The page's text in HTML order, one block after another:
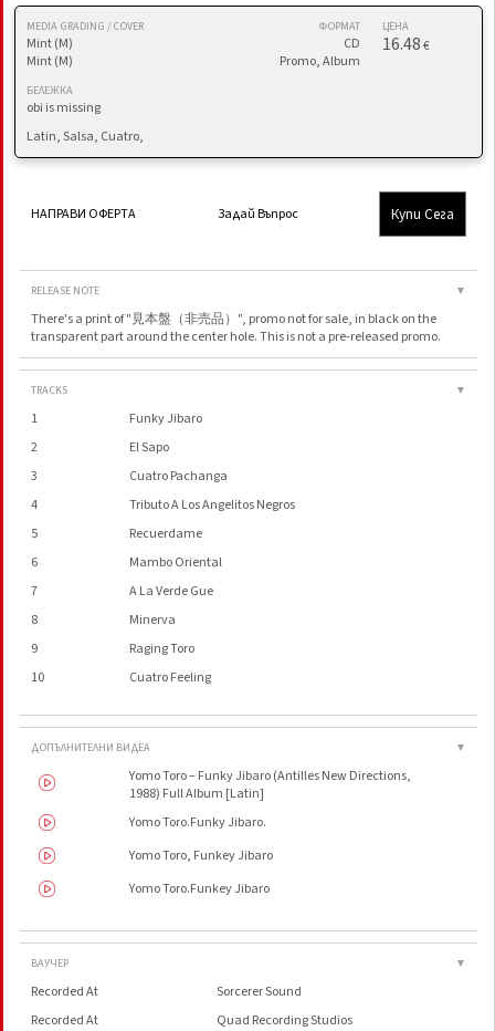
MEDIA GRADING / COVER
Mint (M)
Mint (M)
ФОРМАТ
CD
Promo, Album
ЦЕНА
16.48€
БЕЛЕЖКА
obi is missing
Latin, Salsa, Cuatro,
НАПРАВИ ОФЕРТА Задай Въпрос Купи Сега
RELEASE NOTE ▼
There's a print of "見本盤（非売品）", promo not for sale, in black on the
transparent part around the center hole. This is not a pre-released promo.
TRACKS ▼
1
Funky Jibaro
2
El Sapo
3
Cuatro Pachanga
4
Tributo A Los Angelitos Negros
5
Recuerdame
6
Mambo Oriental
7
A La Verde Gue
8
Minerva
9
Raging Toro
10
Cuatro Feeling
ДОПЪЛНИТЕЛНИ ВИДЕА ▼
Yomo Toro ‎– Funky Jibaro (Antilles New Directions,
1988) Full Album [Latin]
Yomo Toro.Funky Jibaro.
Yomo Toro, Funkey Jibaro
Yomo Toro.Funkey Jibaro
ВАУЧЕР ▼
Recorded At
Sorcerer Sound
Recorded At
Quad Recording Studios